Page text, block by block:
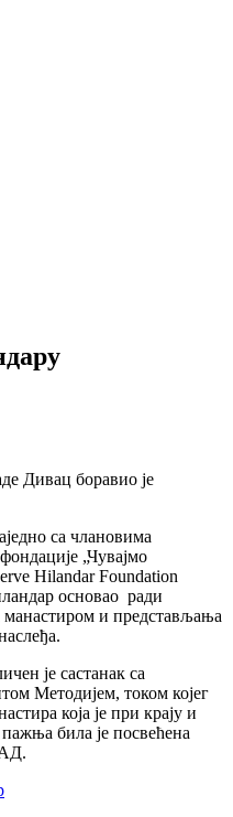
Дивац боравио је
са члановима
„Чувајмо
Hilandar Foundation
основао ради
манастиром и представљања
је састанак са
Методијем, током којег
која је при крају и
била је посвећена